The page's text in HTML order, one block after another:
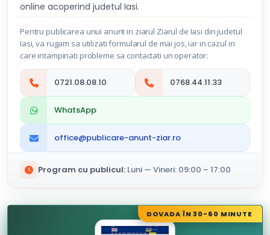
online acoperind judetul Iasi.
Pentru publicarea unui anunt in ziarul Ziarul de Iasi din judetul
Iasi, va rugam sa utilizati formularul de mai jos, iar in cazul in
care intampinati probleme sa contactati un operator:
0721.08.08.10 0768.44.11.33
WhatsApp
office@publicare-anunt-ziar.ro
Program cu publicul: Luni — Vineri: 09:00 – 17:00
DOVADA ÎN 30-60 MINUTE